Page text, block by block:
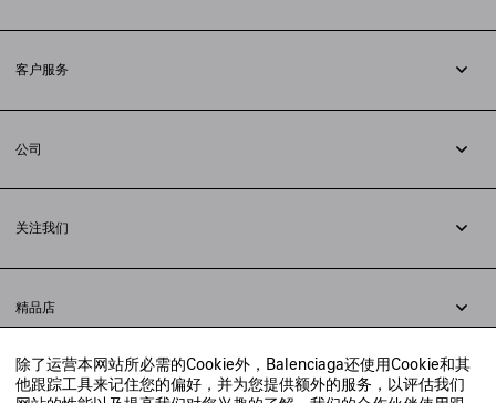
除了运营本网站所必需的Cookie外，Balenciaga还使用Cookie和其
他跟踪工具来记住您的偏好，并为您提供额外的服务，以评估我们
客户服务
配送方式
支付
常见问题解答
公司
法律问题
联合国世界粮食计划署
举报平台
关注我们
小红书
精品店
寻找附近的精品店
实时聊天客服